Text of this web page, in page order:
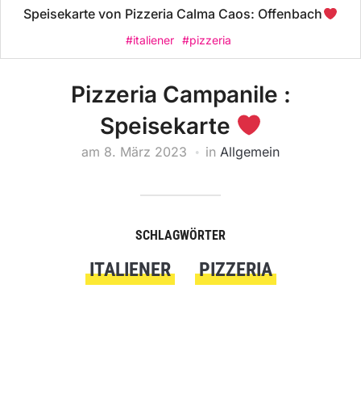
Speisekarte von Pizzeria Calma Caos: Offenbach
#italiener #pizzeria
Pizzeria Campanile :
Speisekarte
am 8. März 2023 in Allgemein
SCHLAGWÖRTER
ITALIENER PIZZERIA